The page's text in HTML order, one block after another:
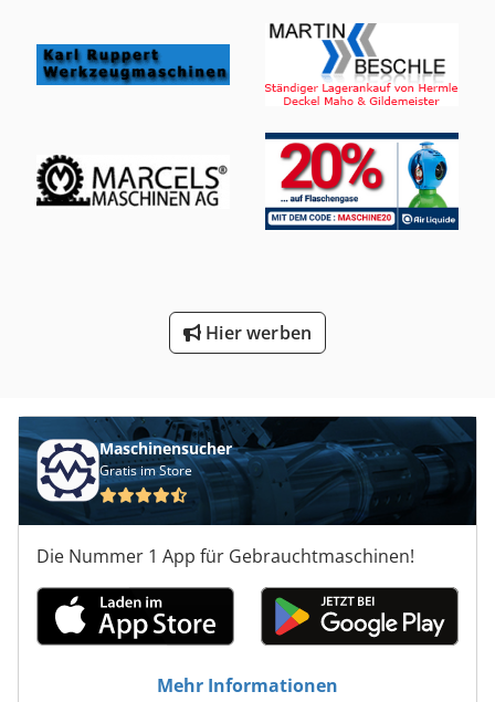
Hier werben
Maschinensucher
Gratis im Store
Die Nummer 1 App für Gebrauchtmaschinen!
Mehr Informationen